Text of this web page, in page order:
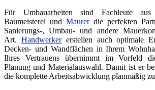
Für Umbauarbeiten sind Fachleute
Baumeisterei und Maurerdie perfekten
Sanierungs-, Umbau- und andere
Art. Handwerkererstellen auch optimale
Decken- und Wandflächen in Ihrem
Ihres Vertrauens übernimmt im Vorfeld
Planung und Materialauswahl. Damit ist er
die komplette Arbeitsabwicklung planmäßig